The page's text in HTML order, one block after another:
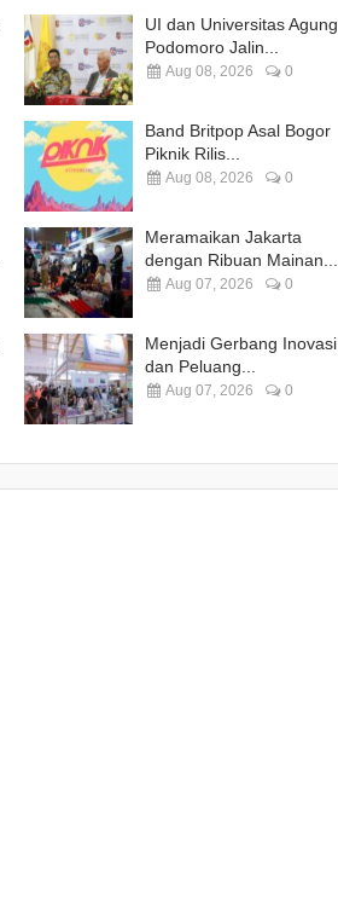
UI dan Universitas Agung
Podomoro Jalin...
Aug 08, 2026 0
Band Britpop Asal Bogor
Piknik Rilis...
Aug 08, 2026 0
Meramaikan Jakarta
dengan Ribuan Mainan...
Aug 07, 2026 0
Menjadi Gerbang Inovasi
dan Peluang...
Aug 07, 2026 0